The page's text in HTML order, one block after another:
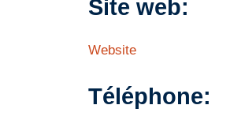
Site web:
Website
Téléphone: